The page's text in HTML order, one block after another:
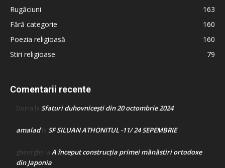
Rugăciuni
163
Fără categorie
160
Poezia religioasă
160
Stiri religioase
79
Comentarii recente
Doina la Sfaturi duhovnicești din 20 octombrie 2024
amaladla SF SILUAN ATHONITUL -11/ 24 SEPEMBRIE
gheorghe la A început construcţia primei mănăstiri ortodoxe
din Japonia